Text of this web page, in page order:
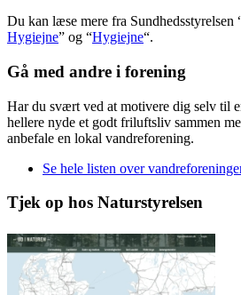
Du kan læse mere fra Sundhedsstyrelsen
Hygiejne” og “Hygiejne“.
Gå med andre i forening
Har du svært ved at motivere dig selv til
hellere nyde et godt friluftsliv sammen
anbefale en lokal vandreforening.
Se hele listen over
Tjek op hos Naturstyrelsen